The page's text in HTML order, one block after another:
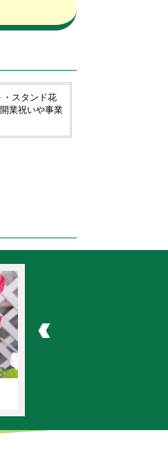
・スタンド花
業祝いや事業